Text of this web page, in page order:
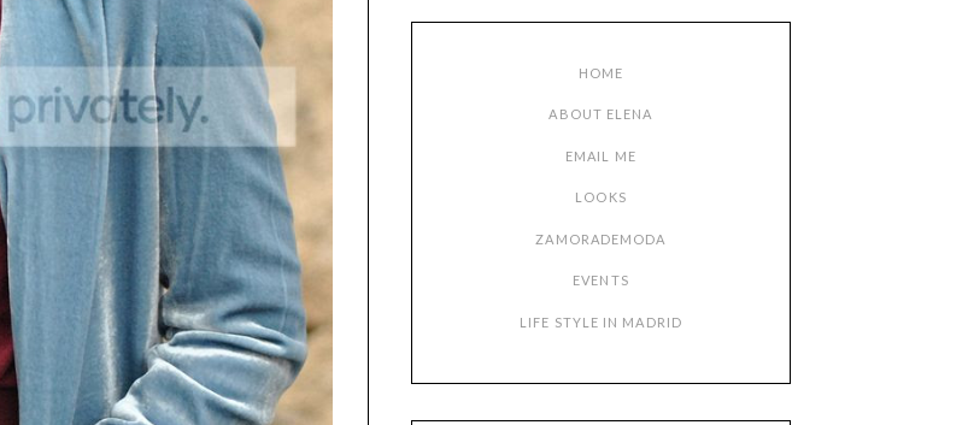
HOME
ABOUT ELENA
EMAIL ME
LOOKS
ZAMORADEMODA
EVENTS
LIFE STYLE IN MADRID